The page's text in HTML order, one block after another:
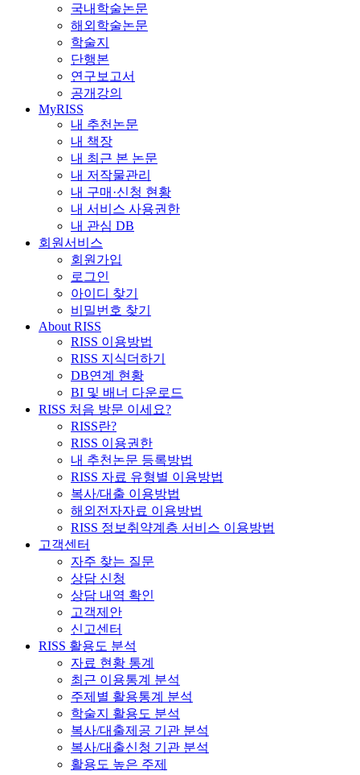
국내학술논문
해외학술논문
학술지
단행본
연구보고서
공개강의
MyRISS
내 추천논문
내 책장
내 최근 본 논문
내 저작물관리
내 구매·신청 현황
내 서비스 사용권한
내 관심 DB
회원서비스
회원가입
로그인
아이디 찾기
비밀번호 찾기
About RISS
RISS 이용방법
RISS 지식더하기
DB연계 현황
BI 및 배너 다운로드
RISS 처음 방문 이세요?
RISS란?
RISS 이용권한
내 추천논문 등록방법
RISS 자료 유형별 이용방법
복사/대출 이용방법
해외전자자료 이용방법
RISS 정보취약계층 서비스 이용방법
고객센터
자주 찾는 질문
상담 신청
상담 내역 확인
고객제안
신고센터
RISS 활용도 분석
자료 현황 통계
최근 이용통계 분석
주제별 활용통계 분석
학술지 활용도 분석
복사/대출제공 기관 분석
복사/대출신청 기관 분석
활용도 높은 주제